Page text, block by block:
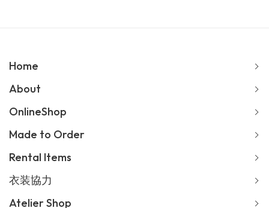
Home
About
OnlineShop
Made to Order
Rental Items
衣装協力
Atelier Shop